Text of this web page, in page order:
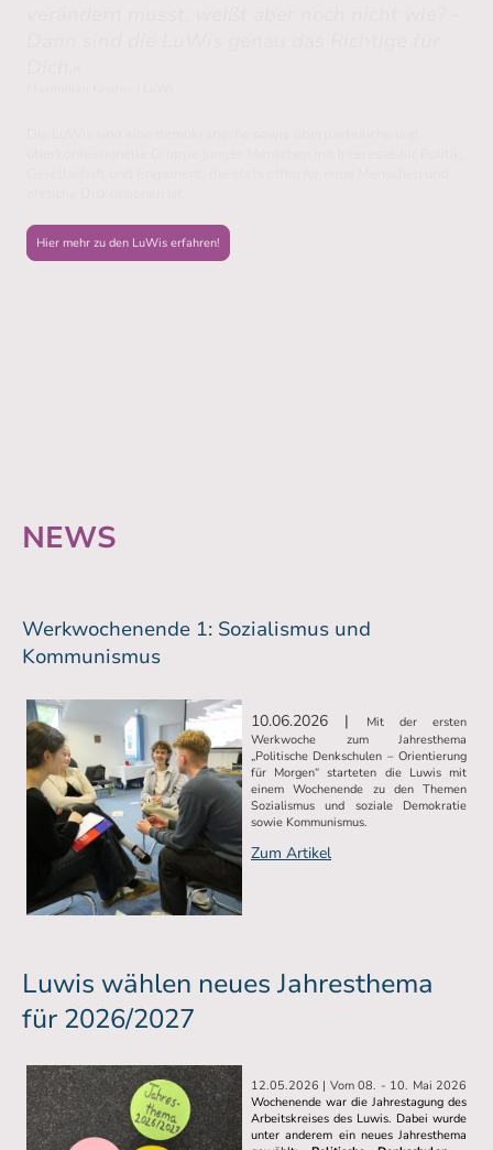
Hier mehr zu den LuWis erfahren!
NEWS
Werkwochenende 1: Sozialismus und
Kommunismus
10.06.2026 |
Mit der ersten
Werkwoche zum Jahresthema
„Politische Denkschulen – Orientierung
für Morgen“ starteten die Luwis mit
einem Wochenende zu den Themen
Sozialismus und soziale Demokratie
sowie Kommunismus.
Zum Artikel
Luwis wählen neues Jahresthema
für 2026/2027
12.05.2026 | Vom08. - 10. Mai 2026
Wochenende war die Jahrestagung des
Arbeitskreises des Luwis. Dabei wurde
unter anderem ein neues Jahresthema